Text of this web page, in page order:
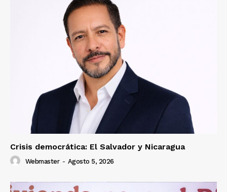
Crisis democrática: El Salvador y Nicaragua
Webmaster - Agosto 5, 2026